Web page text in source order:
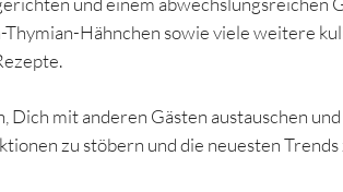
Hähnchen sowie viele weitere
mit anderen Gästen austauschen
zu stöbern und die neuesten Trends